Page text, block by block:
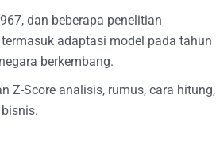
dan beberapa penelitian
adaptasi model pada tahun
berkembang.
Z-Score analisis, rumus, cara hitung,